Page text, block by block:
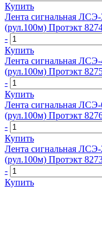
Купить
Лента сигнальная
(рул.100м) Протэкт
-
Купить
Лента сигнальная
(рул.100м) Протэкт
-
Купить
Лента сигнальная
(рул.100м) Протэкт
-
Купить
Лента сигнальная
(рул.100м) Протэкт
-
Купить